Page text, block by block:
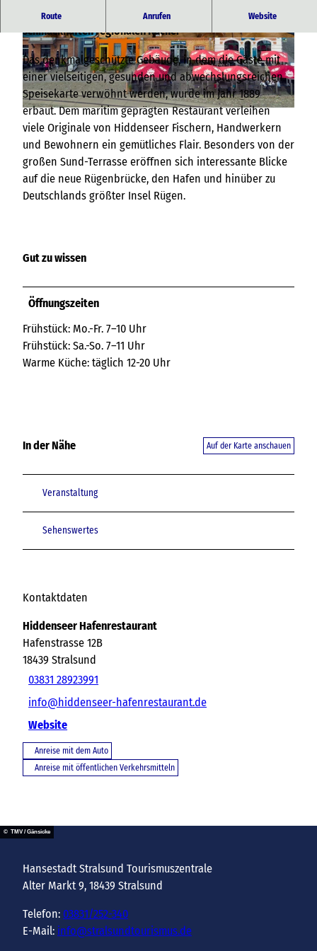
© Hotel Hiddenseer | CC-BY-NC-SA
© Hotel Hiddenseer |CC-BY-NC-SA © Hotel Hiddenseer |CC-BY-NC-SA
Route Anrufen Website
Historisches hafentypisches Restaurant mit einer
schmackhaften regionalen Küche.
Das denkmalgeschützte Gebäude, in dem die Gäste mit
einer vielseitigen, gesunden und abwechslungsreichen
Speisekarte verwöhnt werden, wurde im Jahr 1889
erbaut. Dem maritim geprägten Restaurant verleihen
viele Originale von Hiddenseer Fischern, Handwerkern
und Bewohnern ein gemütliches Flair. Besonders von der
großen Sund-Terrasse eröffnen sich interessante Blicke
auf die neue Rügenbrücke, den Hafen und hinüber zu
Deutschlands größter Insel Rügen.
Gut zu wissen
Öffnungszeiten
Frühstück: Mo.-Fr. 7–10 Uhr
Frühstück: Sa.-So. 7–11 Uhr
Warme Küche: täglich 12-20 Uhr
In der Nähe Auf der Karte anschauen
Veranstaltung
Sehenswertes
Kontaktdaten
Hiddenseer Hafenrestaurant
Hafenstrasse 12B
18439 Stralsund
03831 28923991
info@hiddenseer-hafenrestaurant.de
Website
Anreise mit dem Auto
Anreise mit öffentlichen Verkehrsmitteln
© TMV / Gänsicke
Hansestadt Stralsund Tourismuszentrale
Alter Markt 9, 18439 Stralsund
Telefon: 03831/252-340
E-Mail: info@stralsundtourismus.de